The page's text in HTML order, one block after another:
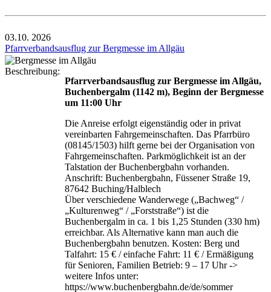
03.10. 2026
Pfarrverbandsausflug zur Bergmesse im Allgäu
Beschreibung:
Pfarrverbandsausflug zur Bergmesse im Allgäu,
Buchenbergalm (1142 m), Beginn der Bergmesse
um 11:00 Uhr
Die Anreise erfolgt eigenständig oder in privat
vereinbarten Fahrgemeinschaften. Das Pfarrbüro
(08145/1503) hilft gerne bei der Organisation von
Fahrgemeinschaften. Parkmöglichkeit ist an der
Talstation der Buchenbergbahn vorhanden.
Anschrift: Buchenbergbahn, Füssener Straße 19,
87642 Buching/Halblech
Über verschiedene Wanderwege („Bachweg“ /
„Kulturenweg“ / „Forststraße“) ist die
Buchenbergalm in ca. 1 bis 1,25 Stunden (330 hm)
erreichbar. Als Alternative kann man auch die
Buchenbergbahn benutzen. Kosten: Berg und
Talfahrt: 15 € / einfache Fahrt: 11 € / Ermäßigung
für Senioren, Familien Betrieb: 9 – 17 Uhr ->
weitere Infos unter:
https://www.buchenbergbahn.de/de/sommer